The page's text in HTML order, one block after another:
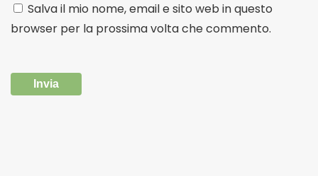
Salva il mio nome, email e sito web in questo
browser per la prossima volta che commento.